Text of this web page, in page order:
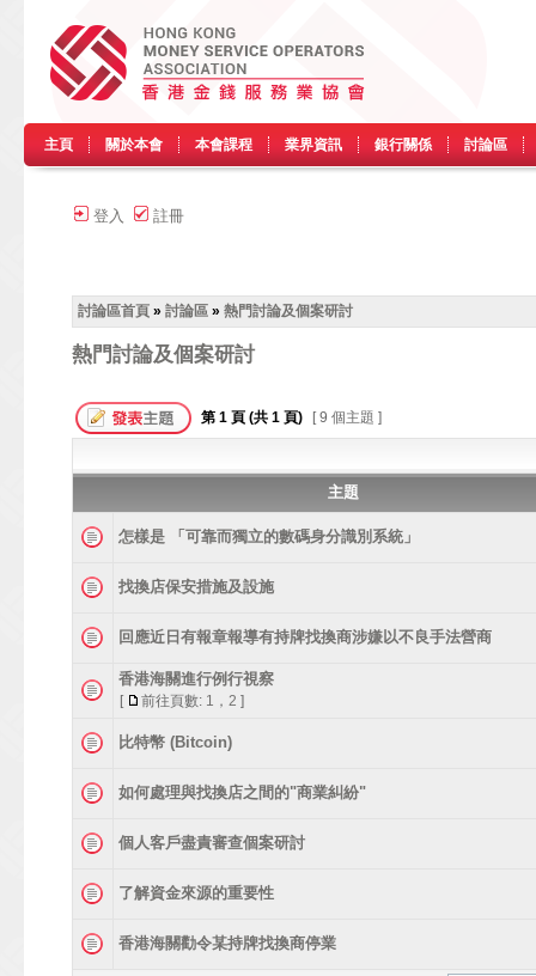
主頁 關於本會 本會課程 業界資訊 銀行關係 討論區
登入 註冊
討論區首頁 » 討論區 » 熱門討論及個案研討
熱門討論及個案研討
第 1 頁 (共 1 頁) [ 9 個主題 ]
主題
怎樣是 「可靠而獨立的數碼身分識別系統」
找換店保安措施及設施
回應近日有報章報導有持牌找換商涉嫌以不良手法營商
香港海關進行例行視察
[ 前往頁數: 1 ， 2 ]
比特幣 (Bitcoin)
如何處理與找換店之間的"商業糾紛"
個人客戶盡責審查個案研討
了解資金來源的重要性
香港海關勸令某持牌找換商停業